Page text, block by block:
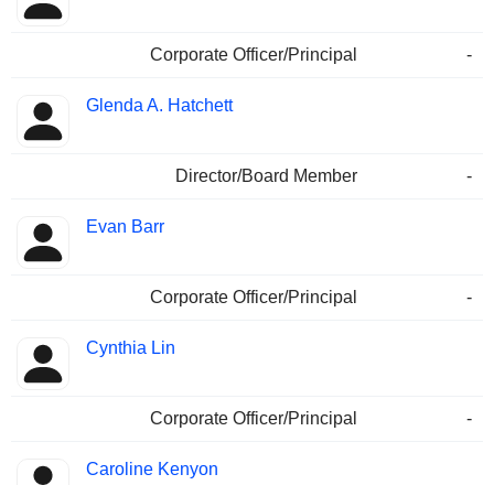
Corporate Officer/Principal -
Glenda A. Hatchett
Director/Board Member -
Evan Barr
Corporate Officer/Principal -
Cynthia Lin
Corporate Officer/Principal -
Caroline Kenyon